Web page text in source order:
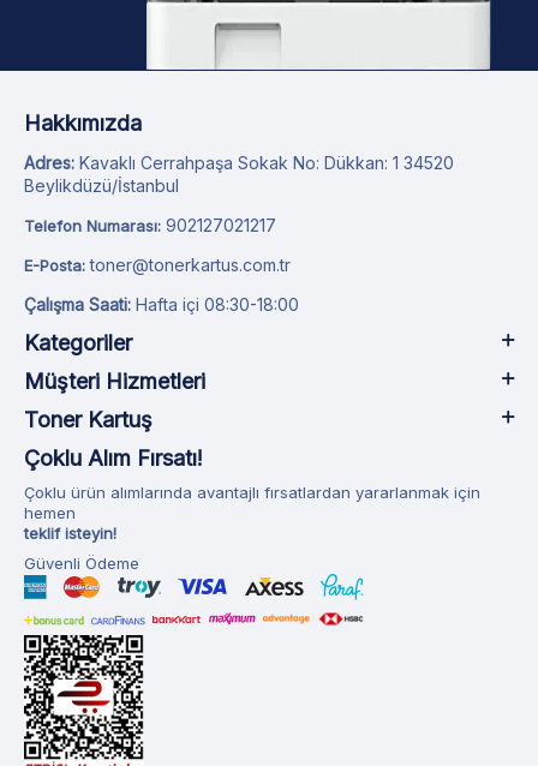
Hakkımızda
Adres: Kavaklı Cerrahpaşa Sokak No: Dükkan: 1 34520
Beylikdüzü/İstanbul
Telefon Numarası: 902127021217
E-Posta: toner@tonerkartus.com.tr
Çalışma Saati: Hafta içi 08:30-18:00
Kategoriler
Müşteri Hizmetleri
Toner Kartuş
Çoklu Alım Fırsatı!
Çoklu ürün alımlarında avantajlı fırsatlardan yararlanmak için
hemen
teklif isteyin!
Güvenli Ödeme